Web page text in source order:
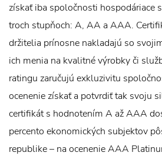
získať iba spoločnosti hospodáriace
troch stupňoch: A, AA a AAA.
držitelia prínosne nakladajú so
ich menia na kvalitné výrobky či
ratingu zaručujú exkluzivitu
ocenenie získať a potvrdiť tak svoju
certifikát s hodnotením A až AAA
percento ekonomických subjektov
republike – na ocenenie AAA